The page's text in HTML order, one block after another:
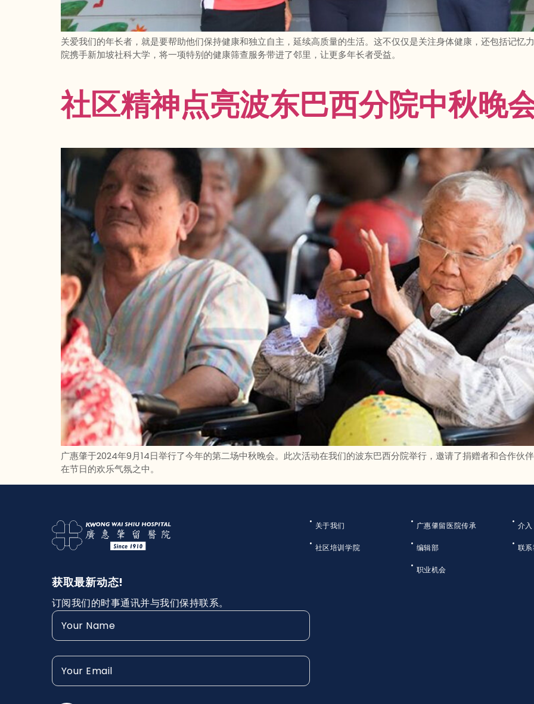
关爱我们的年长者，就是要帮助他们保持健康和独立自主，延续高质量的生活。这不仅仅是关注身体健康，还包括记忆
院携手新加坡社科大学，将一项特别的健康筛查服务带进了邻里，让更多年长者受益。
社区精神点亮波东巴西分院中秋晚
广惠肇于2024年9月14日举行了今年的第二场中秋晚会。此次活动在我们的波东巴西分院举行，邀请了捐赠者和合作伙
在节日的欢乐气氛之中。
获取最新动态!
订阅我们的时事通讯并与我们保持联系。
Your
Name
Your
Email
关于我们
社区培训学院
广惠肇留医院传承
编辑部
职业机会
介入
联